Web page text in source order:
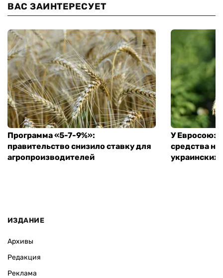
ВАС ЗАИНТЕРЕСУЕТ
Программа «5-7-9%»:
правительство снизило ставку для
агропроизводителей
У
средства
ИЗДАНИЕ
Архивы
Редакция
Реклама